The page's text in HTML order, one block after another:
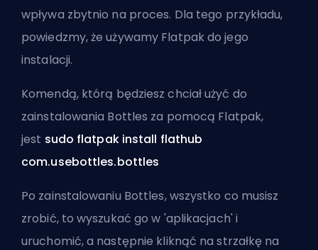
wpływa zbytnio na proces. Dla tego przykładu,
powiedzmy, że używamy Flatpak do jego
instalacji.
Komendą, którą będziesz chciał użyć do
zainstalowania Bottles za pomocą Flatpak,
jest sudo flatpak install flathub
com.usebottles.bottles
Po zainstalowaniu Bottles, wszystko co musisz
zrobić, to wyszukać go w 'aplikacjach' i
uruchomić, a następnie kliknąć na strzałkę na